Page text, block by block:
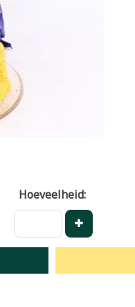
Hoeveelheid: